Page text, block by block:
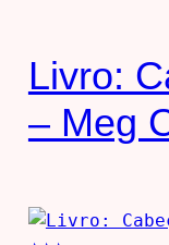
Livro:
– Meg